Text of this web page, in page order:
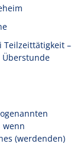
Teilzeittätigkeit –
wenn
(werdenden)